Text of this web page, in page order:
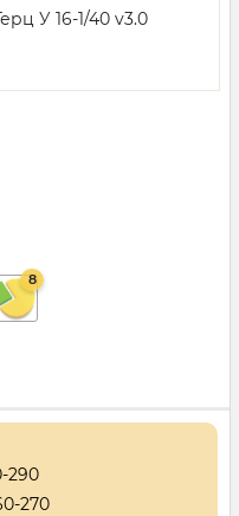
У 16-1/40 v3.0
8
290
270